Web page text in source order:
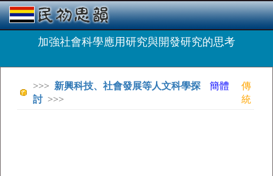
加強社會科學應用研究與開發研究的思考
>>> 新興科技、社會發展等人文科學探
討>>>
簡體
傳
統